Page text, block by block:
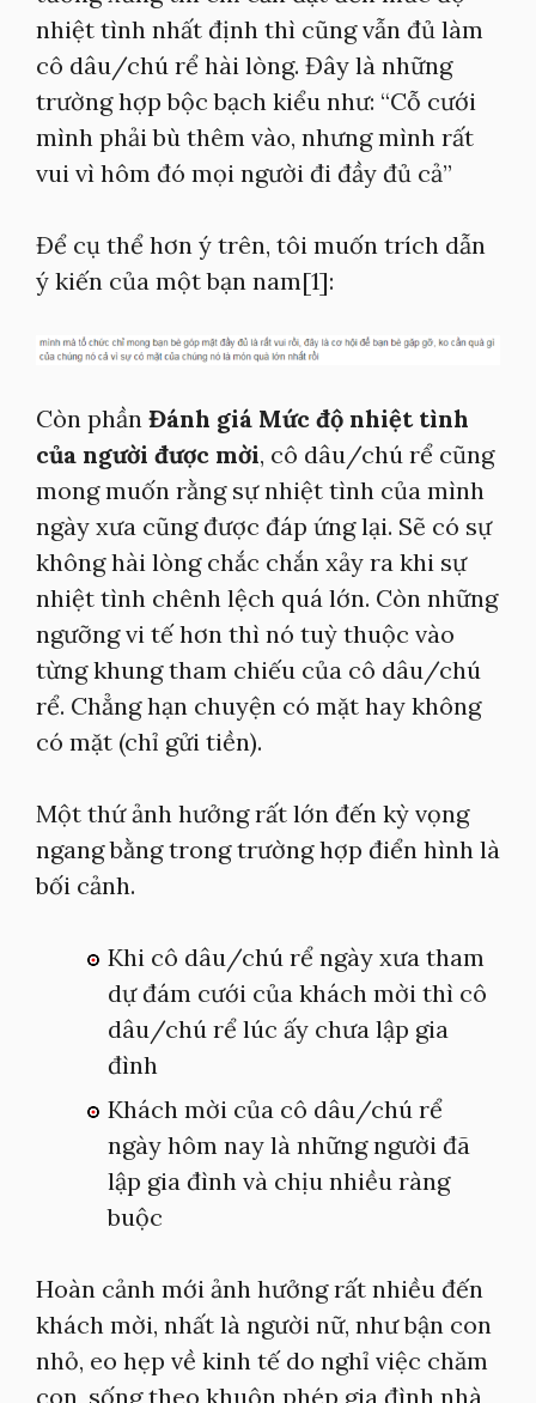
nhiệt tình nhất định thì cũng vẫn đủ làm
cô dâu/chú rể hài lòng. Đây là những
trường hợp bộc bạch kiểu như: “Cỗ cưới
mình phải bù thêm vào, nhưng mình rất
vui vì hôm đó mọi người đi đầy đủ cả”
Để cụ thể hơn ý trên, tôi muốn trích dẫn
ý kiến của một bạn nam[1]:
Còn phần Đánh giá Mức độ nhiệt tình
của người được mời, cô dâu/chú rể cũng
mong muốn rằng sự nhiệt tình của mình
ngày xưa cũng được đáp ứng lại. Sẽ có sự
không hài lòng chắc chắn xảy ra khi sự
nhiệt tình chênh lệch quá lớn. Còn những
ngưỡng vi tế hơn thì nó tuỳ thuộc vào
từng khung tham chiếu của cô dâu/chú
rể. Chẳng hạn chuyện có mặt hay không
có mặt (chỉ gửi tiền).
Một thứ ảnh hưởng rất lớn đến kỳ vọng
ngang bằng trong trường hợp điển hình là
bối cảnh.
Khi cô dâu/chú rể ngày xưa tham
dự đám cưới của khách mời thì cô
dâu/chú rể lúc ấy chưa lập gia
đình
Khách mời của cô dâu/chú rể
ngày hôm nay là những người đã
lập gia đình và chịu nhiều ràng
buộc
Hoàn cảnh mới ảnh hưởng rất nhiều đến
khách mời, nhất là người nữ, như bận con
nhỏ, eo hẹp về kinh tế do nghỉ việc chăm
con, sống theo khuôn phép gia đình nhà